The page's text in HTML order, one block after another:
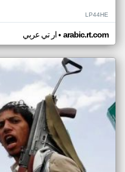
LP44HE
ار تي عربي• arabic.rt.com